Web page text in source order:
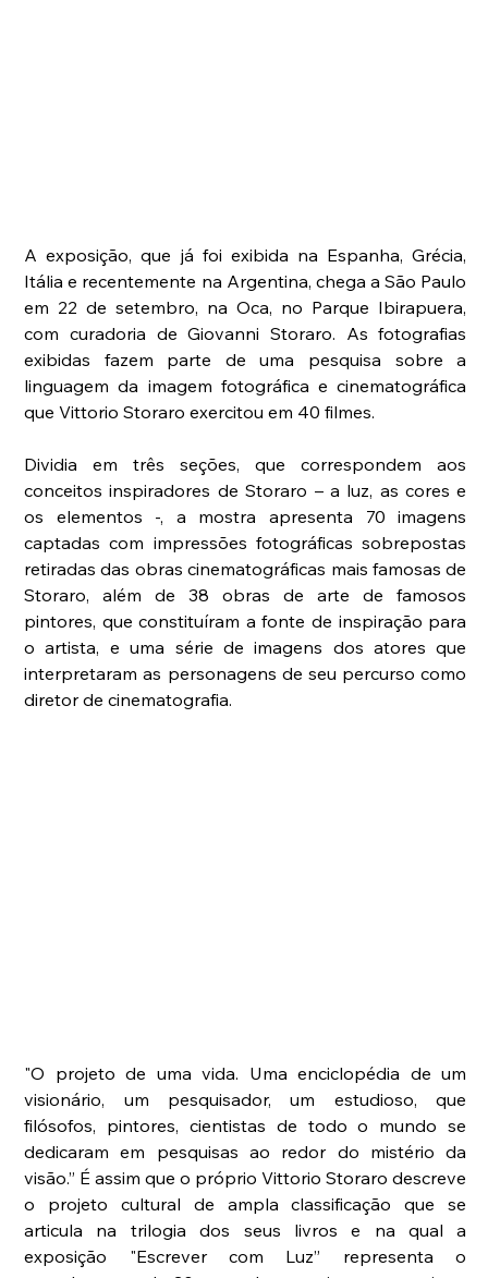
A exposição, que já foi exibida na Espanha, Grécia,
Itália e recentemente na Argentina, chega a São Paulo
em 22 de setembro, na Oca, no Parque Ibirapuera,
com curadoria de Giovanni Storaro. As fotografias
exibidas fazem parte de uma pesquisa sobre a
linguagem da imagem fotográfica e cinematográfica
que Vittorio Storaro exercitou em 40 filmes.
Dividia em três seções, que correspondem aos
conceitos inspiradores de Storaro – a luz, as cores e
os elementos -, a mostra apresenta 70 imagens
captadas com impressões fotográficas sobrepostas
retiradas das obras cinematográficas mais famosas de
Storaro, além de 38 obras de arte de famosos
pintores, que constituíram a fonte de inspiração para
o artista, e uma série de imagens dos atores que
interpretaram as personagens de seu percurso como
diretor de cinematografia.
"O projeto de uma vida. Uma enciclopédia de um
visionário, um pesquisador, um estudioso, que
filósofos, pintores, cientistas de todo o mundo se
dedicaram em pesquisas ao redor do mistério da
visão.” É assim que o próprio Vittorio Storaro descreve
o projeto cultural de ampla classificação que se
articula na trilogia dos seus livros e na qual a
exposição "Escrever com Luz” representa o